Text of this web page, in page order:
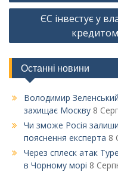
ЄС інвестує у
Останні новини
Володимир
захищає Москву 8
Чи зможе Росія
пояснення експерта 8
Через сплеск атак
в Чорному морі 8